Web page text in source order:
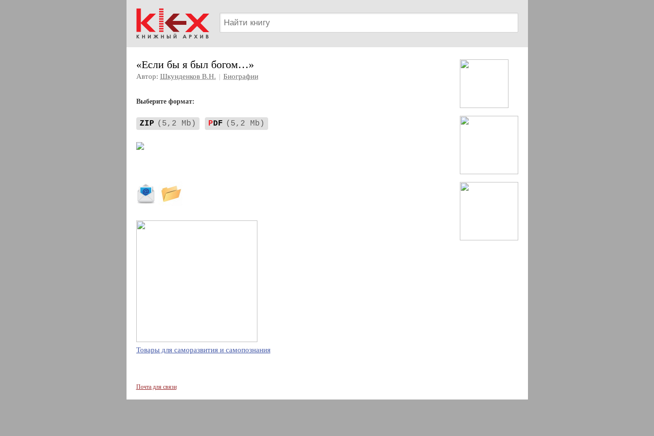
«Если бы я был богом…»
Автор: Шкунденков В.Н. | Биографии
Выберите формат:
ZIP (5,2 Mb) PDF (5,2 Mb)
Товары для саморазвития и самопознания
Почта для связи